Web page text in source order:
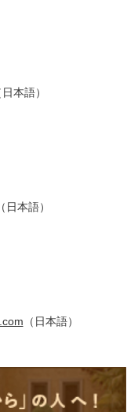
日本語）
（日本語）
（日本語）